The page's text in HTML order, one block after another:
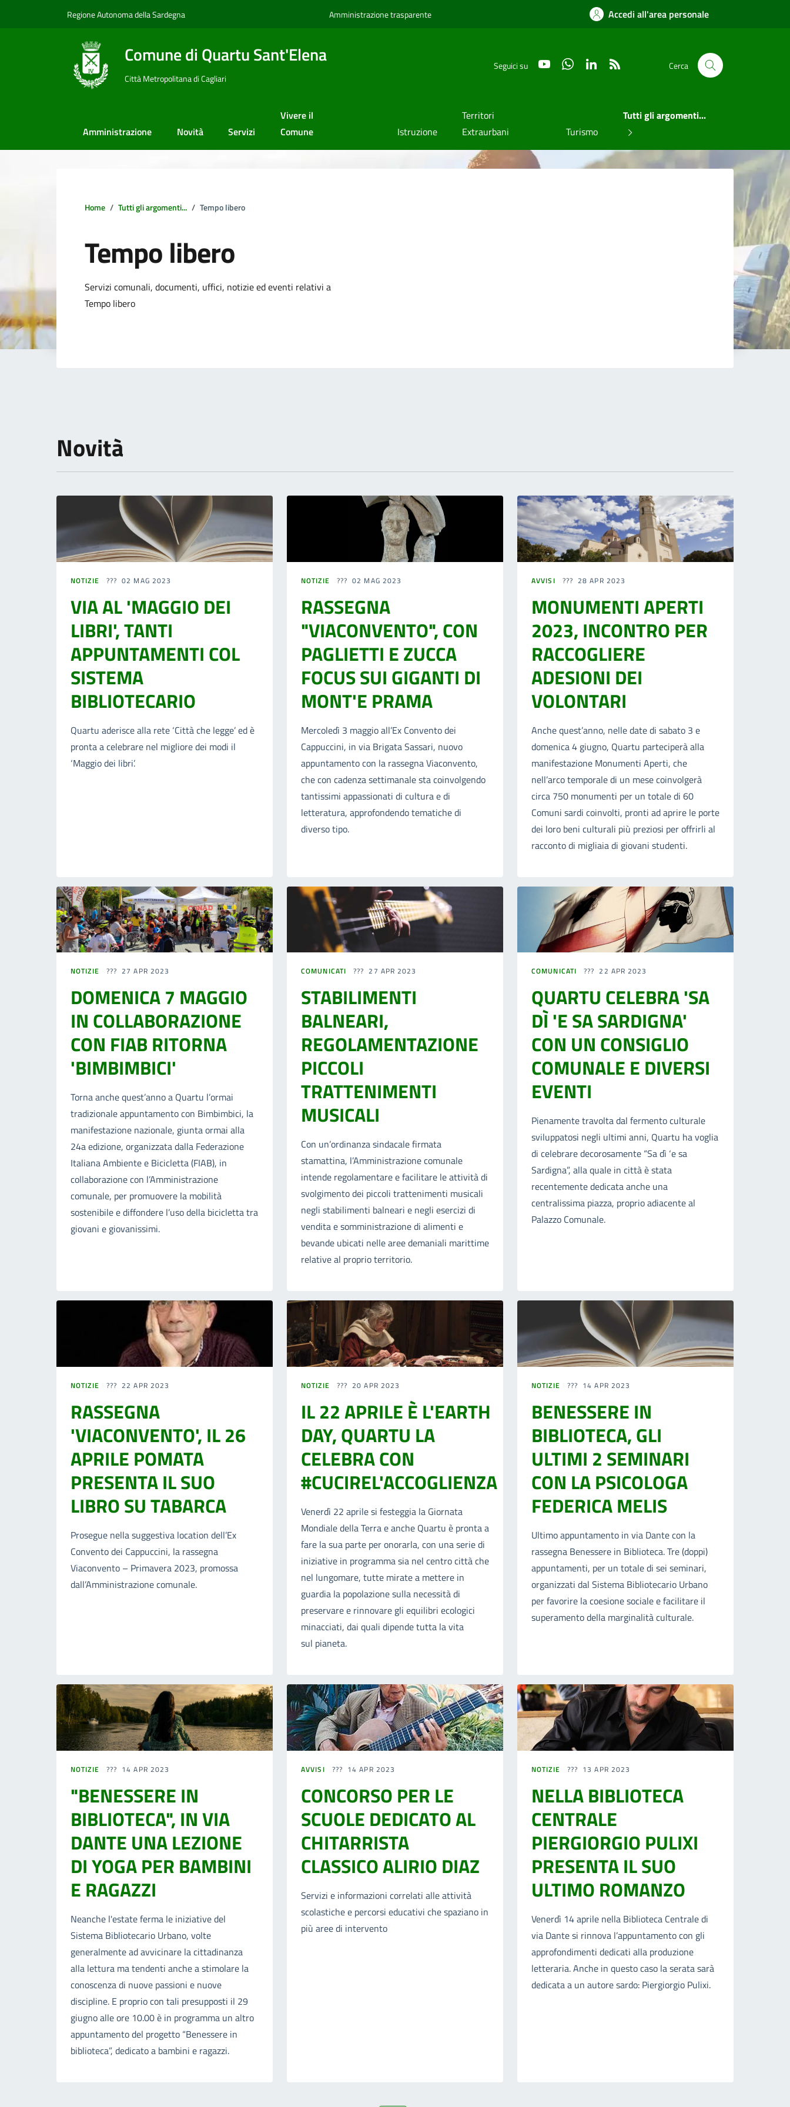
Regione Autonoma della Sardegna Amministrazione trasparente Accedi all'area personale
Comune di Quartu Sant'Elena
Città Metropolitana di Cagliari
Seguici su YouTube WhatsAppLinkedIn Cerca
Amministrazione Novità Servizi
Vivere il
Comune
Istruzione
Territori
Extraurbani
Turismo
Tutti gli argomenti...
Home Tutti gli argomenti... Tempo libero
Tempo libero
Dettagli della notizia
Servizi comunali, documenti, uffici, notizie ed eventi relativi a
Tempo libero
Novità
NOTIZIE 02 MAG 2023
VIA AL 'MAGGIO DEI
LIBRI', TANTI
APPUNTAMENTI COL
SISTEMA
BIBLIOTECARIO
Quartu aderisce alla rete ‘Città che legge’ ed è
pronta a celebrare nel migliore dei modi il
‘Maggio dei libri’.
NOTIZIE 02 MAG 2023
RASSEGNA
"VIACONVENTO", CON
PAGLIETTI E ZUCCA
FOCUS SUI GIGANTI DI
MONT'E PRAMA
Mercoledì 3 maggio all’Ex Convento dei
Cappuccini, in via Brigata Sassari, nuovo
appuntamento con la rassegna Viaconvento,
che con cadenza settimanale sta coinvolgendo
tantissimi appassionati di cultura e di
letteratura, approfondendo tematiche di
diverso tipo.
AVVISI 28 APR 2023
MONUMENTI APERTI
2023, INCONTRO PER
RACCOGLIERE
ADESIONI DEI
VOLONTARI
Anche quest’anno, nelle date di sabato 3 e
domenica 4 giugno, Quartu parteciperà alla
manifestazione Monumenti Aperti, che
nell’arco temporale di un mese coinvolgerà
circa 750 monumenti per un totale di 60
Comuni sardi coinvolti, pronti ad aprire le porte
dei loro beni culturali più preziosi per offrirli al
racconto di migliaia di giovani studenti.
NOTIZIE 27 APR 2023
DOMENICA 7 MAGGIO
IN COLLABORAZIONE
CON FIAB RITORNA
'BIMBIMBICI'
Torna anche quest’anno a Quartu l’ormai
tradizionale appuntamento con Bimbimbici, la
manifestazione nazionale, giunta ormai alla
24a edizione, organizzata dalla Federazione
Italiana Ambiente e Bicicletta (FIAB), in
collaborazione con l’Amministrazione
comunale, per promuovere la mobilità
sostenibile e diffondere l’uso della bicicletta tra
giovani e giovanissimi.
COMUNICATI 27 APR 2023
STABILIMENTI
BALNEARI,
REGOLAMENTAZIONE
PICCOLI
TRATTENIMENTI
MUSICALI
Con un’ordinanza sindacale firmata
stamattina, l’Amministrazione comunale
intende regolamentare e facilitare le attività di
svolgimento dei piccoli trattenimenti musicali
negli stabilimenti balneari e negli esercizi di
vendita e somministrazione di alimenti e
bevande ubicati nelle aree demaniali marittime
relative al proprio territorio.
COMUNICATI 22 APR 2023
QUARTU CELEBRA 'SA
DÌ 'E SA SARDIGNA'
CON UN CONSIGLIO
COMUNALE E DIVERSI
EVENTI
Pienamente travolta dal fermento culturale
sviluppatosi negli ultimi anni, Quartu ha voglia
di celebrare decorosamente “Sa dì ‘e sa
Sardigna”, alla quale in città è stata
recentemente dedicata anche una
centralissima piazza, proprio adiacente al
Palazzo Comunale.
NOTIZIE 22 APR 2023
RASSEGNA
'VIACONVENTO', IL 26
APRILE POMATA
PRESENTA IL SUO
LIBRO SU TABARCA
Prosegue nella suggestiva location dell’Ex
Convento dei Cappuccini, la rassegna
Viaconvento – Primavera 2023, promossa
dall’Amministrazione comunale.
NOTIZIE 20 APR 2023
IL 22 APRILE È L'EARTH
DAY, QUARTU LA
CELEBRA CON
#CUCIREL'ACCOGLIENZA
Venerdì 22 aprile si festeggia la Giornata
Mondiale della Terra e anche Quartu è pronta a
fare la sua parte per onorarla, con una serie di
iniziative in programma sia nel centro città che
nel lungomare, tutte mirate a mettere in
guardia la popolazione sulla necessità di
preservare e rinnovare gli equilibri ecologici
minacciati, dai quali dipende tutta la vita
sul pianeta.
NOTIZIE 14 APR 2023
BENESSERE IN
BIBLIOTECA, GLI
ULTIMI 2 SEMINARI
CON LA PSICOLOGA
FEDERICA MELIS
Ultimo appuntamento in via Dante con la
rassegna Benessere in Biblioteca. Tre (doppi)
appuntamenti, per un totale di sei seminari,
organizzati dal Sistema Bibliotecario Urbano
per favorire la coesione sociale e facilitare il
superamento della marginalità culturale.
NOTIZIE 14 APR 2023
"BENESSERE IN
BIBLIOTECA", IN VIA
DANTE UNA LEZIONE
DI YOGA PER BAMBINI
E RAGAZZI
Neanche l'estate ferma le iniziative del
Sistema Bibliotecario Urbano, volte
generalmente ad avvicinare la cittadinanza
alla lettura ma tendenti anche a stimolare la
conoscenza di nuove passioni e nuove
discipline. E proprio con tali presupposti il 29
giugno alle ore 10.00 è in programma un altro
appuntamento del progetto “Benessere in
biblioteca”, dedicato a bambini e ragazzi.
AVVISI 14 APR 2023
CONCORSO PER LE
SCUOLE DEDICATO AL
CHITARRISTA
CLASSICO ALIRIO DIAZ
Servizi e informazioni correlati alle attività
scolastiche e percorsi educativi che spaziano in
più aree di intervento
NOTIZIE 13 APR 2023
NELLA BIBLIOTECA
CENTRALE
PIERGIORGIO PULIXI
PRESENTA IL SUO
ULTIMO ROMANZO
Venerdì 14 aprile nella Biblioteca Centrale di
via Dante si rinnova l’appuntamento con gli
approfondimenti dedicati alla produzione
letteraria. Anche in questo caso la serata sarà
dedicata a un autore sardo: Piergiorgio Pulixi.